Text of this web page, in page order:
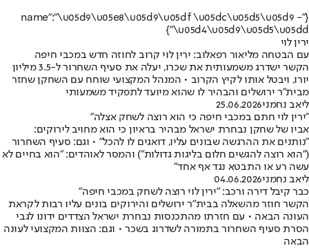
{"name":"\u05d9\u05e8\u05d9\u05df \u05dc\u05d5\u05d9 -
\u05d4\u05d9\u05d5\u05dd"}
ירין לוי
עם הבטחה מליאור רפאלוב: ירין לוי קרוב לחוזה חדש במכבי חיפה
הקשר ישדרג משמעותית את שכרו, יעלה את סעיף השחרור ל-3.5 מיליון
יורו, ויבטל אותו לקיץ הקרוב • המנהל המקצועי שוחח עם השחקן שחזר
מבית"ר ירושלים והבהיר לו שהוא מיועד לתפקיד משמעותי
ליאב נחמני25.06.2026
"ירין לוי חתם במכבי חיפה כי הוא רוצה לשחק אצלה"
אביו של שחקן נבחרת ישראל מבהיר בראיון כי הוא מחויב לירוקים:
"נותנים את ההרגשה שבונים עליו, דואגים לו להכל" • וגם: סעיף השחרור
("הוא רוצה להגשים חלום בליגות גדולות") והמסר לאוהדים: "הוא בחיים לא
עשה רע או התבטא נגד אף אחד"
ליאב נחמני04.06.2026
כבר קיבל דירה ורכב: "ירין לוי רוצה לשחק במכבי חיפה"
הקשר חוזר מהשאלה בבית"ר ירושלים והירוקים בונים עליו רבות לקראת
העונה הבאה • עם חזרתו מהתכנסות נבחרת ישראל הצדדים ידונו לגבי
הסרת סעיף השחרור בתמורה לשדרוג בשכר • וגם: הצוות המקצועי לעונה
הבאה